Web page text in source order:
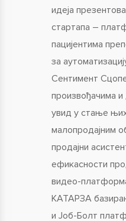
идеја
стартапа –
пацијентима
за
Сентимент
произвођачима
увид у стање
малопродајним
продајни
ефикасности
видео-
КАТАРЗА
и Јоб-Болт